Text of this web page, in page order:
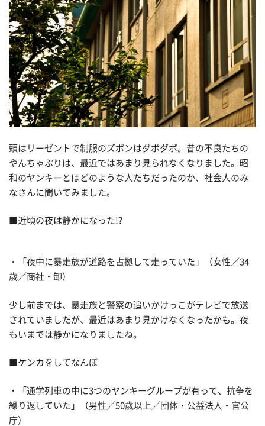
頭はリーゼントで制服のズボンはダボダボ。昔の不良たちの
やんちゃぶりは、最近ではあまり見られなくなりました。昭
和のヤンキーとはどのような人たちだったのか、社会人のみ
なさんに聞いてみました。
■近頃の夜は静かになった!?
・「夜中に暴走族が道路を占拠して走っていた」（女性／34
歳／商社・卸）
少し前までは、暴走族と警察の追いかけっこがテレビで放送
されていましたが、最近はあまり見かけなくなったかも。夜
もいまでは静かになりましたね。
■ケンカをしてなんぼ
・「通学列車の中に3つのヤンキーグループが有って、抗争を
繰り返していた」（男性／50歳以上／団体・公益法人・官公
庁）